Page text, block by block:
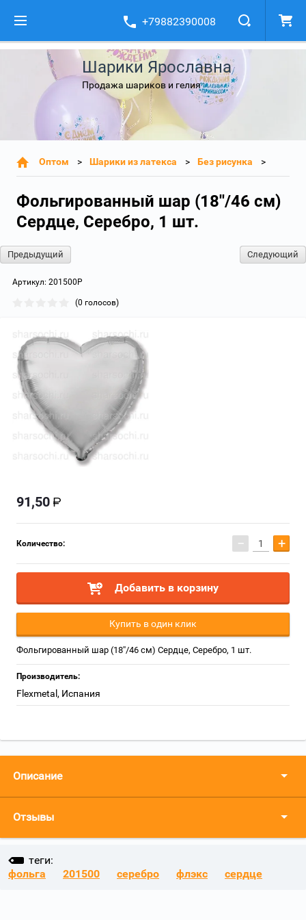
+79882390008
Шарики Ярославна
Продажа шариков и гелия
Оптом Шарики из латекса Без рисунка
Фольгированный шар (18''/46 см)
Сердце, Серебро, 1 шт.
Предыдущий Следующий
Артикул: 201500P
(0 голосов)
91,50
Количество: − +
Добавить в корзину
Купить в один клик
Фольгированный шар (18''/46 см) Сердце, Серебро, 1 шт.
Производитель:
Flexmetal, Испания
Описание
Отзывы
теги:
фольга
201500 серебро флэкс сердце